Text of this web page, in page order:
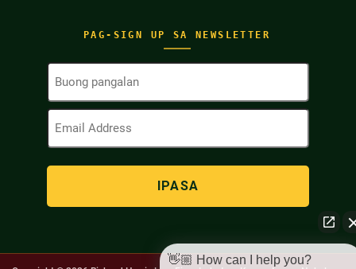
PAG-SIGN UP SA NEWSLETTER
Buong
(Kinakailangan)
Email
(Kinakailangan)
👋🏼 How can I help you?